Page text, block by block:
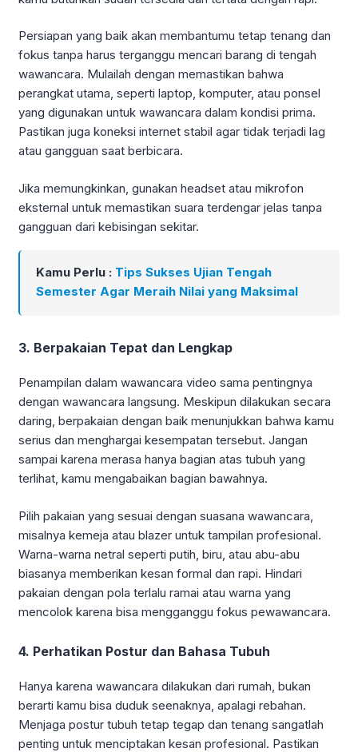
Persiapan yang baik akan membantumu tetap tenang dan
fokus tanpa harus terganggu mencari barang di tengah
wawancara. Mulailah dengan memastikan bahwa
perangkat utama, seperti laptop, komputer, atau ponsel
yang digunakan untuk wawancara dalam kondisi prima.
Pastikan juga koneksi internet stabil agar tidak terjadi lag
atau gangguan saat berbicara.
Jika memungkinkan, gunakan headset atau mikrofon
eksternal untuk memastikan suara terdengar jelas tanpa
gangguan dari kebisingan sekitar.
Kamu Perlu : Tips Sukses Ujian Tengah
Semester Agar Meraih Nilai yang Maksimal
3. Berpakaian Tepat dan Lengkap
Penampilan dalam wawancara video sama pentingnya
dengan wawancara langsung. Meskipun dilakukan secara
daring, berpakaian dengan baik menunjukkan bahwa kamu
serius dan menghargai kesempatan tersebut. Jangan
sampai karena merasa hanya bagian atas tubuh yang
terlihat, kamu mengabaikan bagian bawahnya.
Pilih pakaian yang sesuai dengan suasana wawancara,
misalnya kemeja atau blazer untuk tampilan profesional.
Warna-warna netral seperti putih, biru, atau abu-abu
biasanya memberikan kesan formal dan rapi. Hindari
pakaian dengan pola terlalu ramai atau warna yang
mencolok karena bisa mengganggu fokus pewawancara.
4. Perhatikan Postur dan Bahasa Tubuh
Hanya karena wawancara dilakukan dari rumah, bukan
berarti kamu bisa duduk seenaknya, apalagi rebahan.
Menjaga postur tubuh tetap tegap dan tenang sangatlah
penting untuk menciptakan kesan profesional. Pastikan